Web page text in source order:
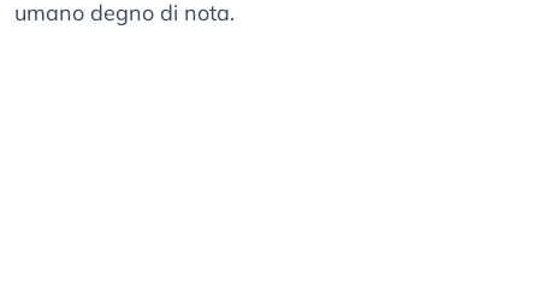
umano degno di nota.